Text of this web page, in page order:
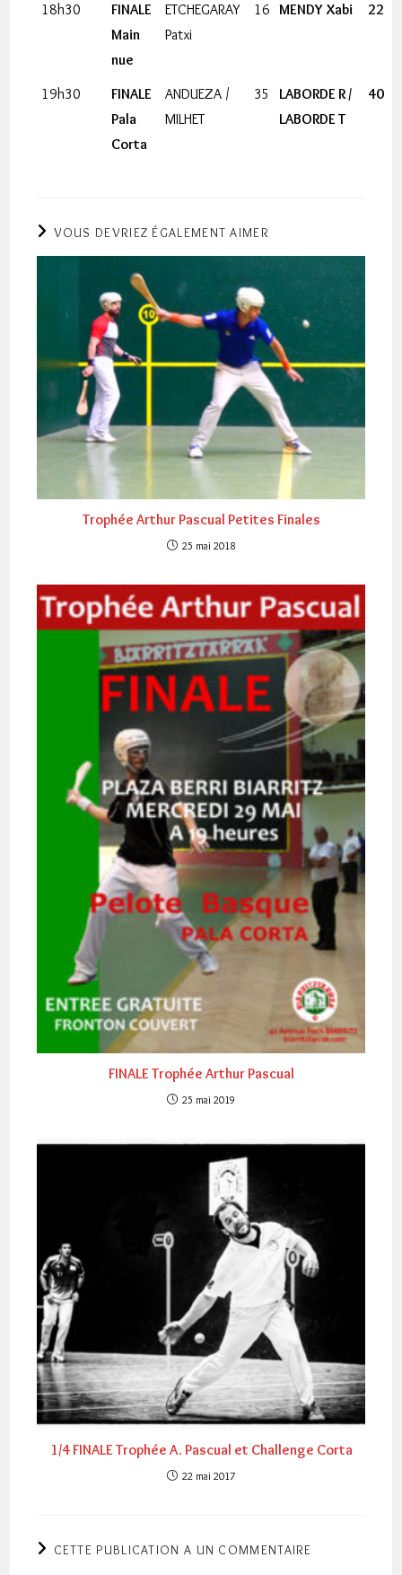
18h30
FINALE
Main
nue
ETCHEGARAY
Patxi
16 MENDY Xabi 22
19h30
FINALE
Pala
Corta
ANDUEZA /
MILHET
35
LABORDE R /
LABORDE T
40
VOUS DEVRIEZ ÉGALEMENT AIMER
Trophée Arthur Pascual Petites Finales
25 mai 2018
FINALE Trophée Arthur Pascual
25 mai 2019
1/4 FINALE Trophée A. Pascual et Challenge Corta
22 mai 2017
CETTE PUBLICATION A UN COMMENTAIRE